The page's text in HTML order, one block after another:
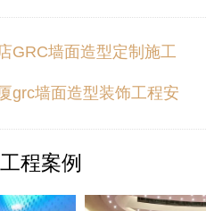
GRC墙面造型定制施工
grc墙面造型装饰工程安
程案例